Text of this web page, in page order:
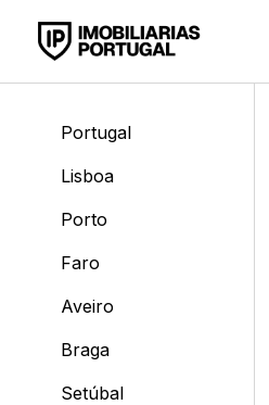
Portugal
Lisboa
Porto
Faro
Aveiro
Braga
Setúbal